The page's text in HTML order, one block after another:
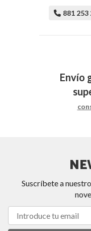
881 253
Envío
Suscríbete a